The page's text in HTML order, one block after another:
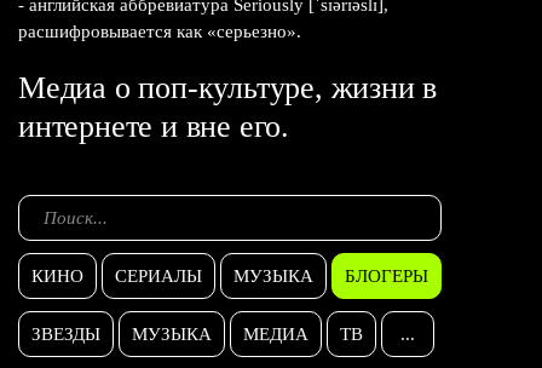
- английская аббревиатура Seriously [ˈsɪərɪəslɪ],
расшифровывается как «серьезно».
Медиа о поп-культуре, жизни в
интернете и вне его.
КИНО СЕРИАЛЫ МУЗЫКА БЛОГЕРЫ
ЗВЕЗДЫ МУЗЫКА МЕДИА ТВ ...